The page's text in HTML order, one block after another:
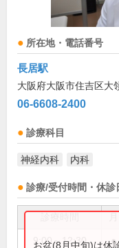
所在地・電話番号
長居駅
大阪府大阪市住吉区大
06-6608-2400
診療科目
神経内科 内科
診療/受付時間・休診
9:00～12:30 ●
お盆(8月中旬)は休